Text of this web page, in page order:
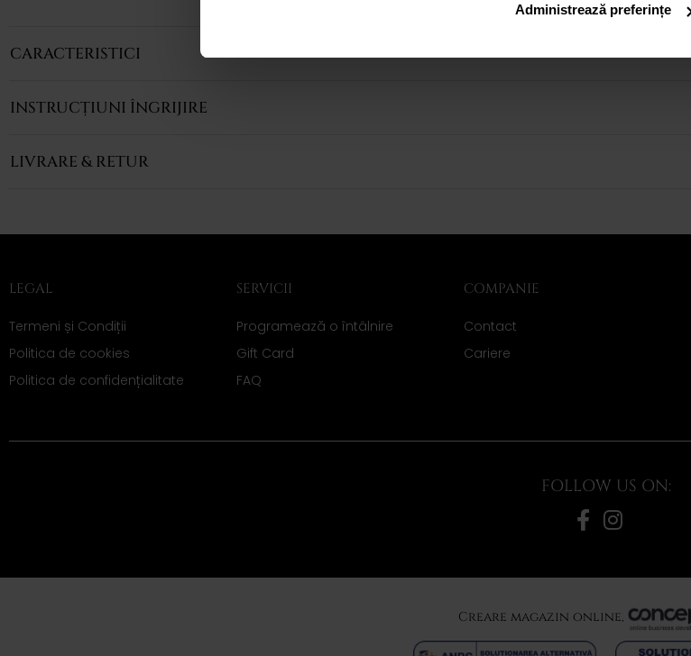
Administrează preferințe
CARACTERISTICI
INSTRUCȚIUNI ÎNGRIJIRE
LIVRARE & RETUR
LEGAL
Termeni și Condiții
Politica de cookies
Politica de confidențialitate
SERVICII
Programează o întâlnire
Gift Card
FAQ
COMPANIE
Contact
Cariere
FOLLOW US ON:
Creare magazin online,